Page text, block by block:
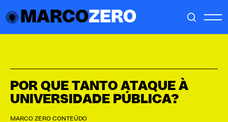
MARCOZERO
POR QUE TANTO ATAQUE À
UNIVERSIDADE PÚBLICA?
MARCO ZERO CONTEÚDO